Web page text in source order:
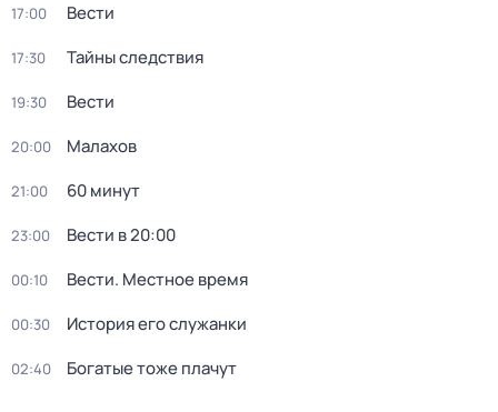
17:00 Вести
17:30 Тайны следствия
19:30 Вести
20:00 Малахов
21:00 60 минут
23:00 Вести в 20:00
00:10 Вести. Местное время
00:30 История его служанки
02:40 Богатые тоже плачут